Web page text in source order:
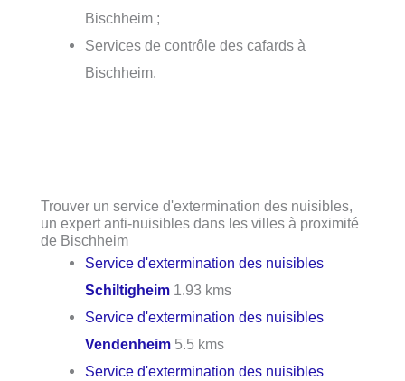
Bischheim ;
Services de contrôle des cafards à
Bischheim.
Trouver un service d'extermination des nuisibles,
un expert anti-nuisibles dans les villes à proximité
de Bischheim
Service d'extermination des nuisibles
Schiltigheim 1.93 kms
Service d'extermination des nuisibles
Vendenheim 5.5 kms
Service d'extermination des nuisibles